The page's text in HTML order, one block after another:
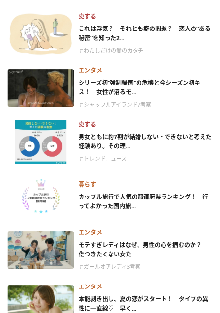
恋する
これは浮気？ それとも癖の問題？ 恋人の“ある
秘密”を知った2...
＃わたしだけの愛のカタチ
エンタメ
シリーズ初“強制帰国”の危機と今シーズン初キ
ス！ 女性が沼るモ...
＃シャッフルアイランド7考察
恋する
男女ともに約7割が結婚しない・できないと考えた
経験あり。その理...
＃トレンドニュース
暮らす
カップル旅行で人気の都道府県ランキング！ 行
ってよかった国内旅...
エンタメ
モテすぎレディはなぜ、男性の心を掴むのか？
傷つきたくない女た...
＃ガールオアレディ3考察
エンタメ
本能剥き出し、夏の恋がスタート！ タイプの異
性に一直線♡ 早く...